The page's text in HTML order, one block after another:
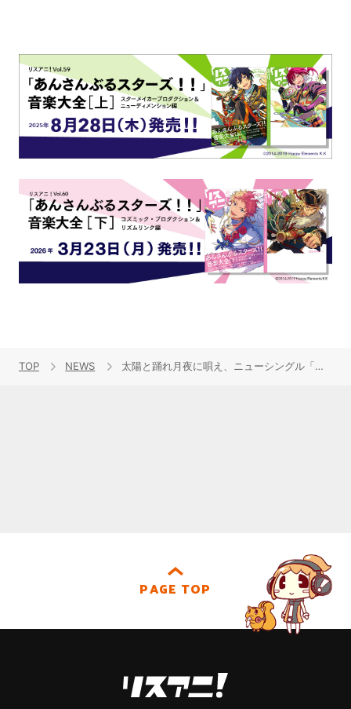
TOP NEWS 太陽と踊れ月夜に唄え、ニューシングル「もしも」のジャケット写真を公開！アニメタイアップ新曲MVも配信！
PAGE TOP